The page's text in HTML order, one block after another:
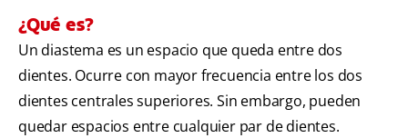
¿Qué es?
Un diastema es un espacio que queda entre dos
dientes. Ocurre con mayor frecuencia entre los dos
dientes centrales superiores. Sin embargo, pueden
quedar espacios entre cualquier par de dientes.